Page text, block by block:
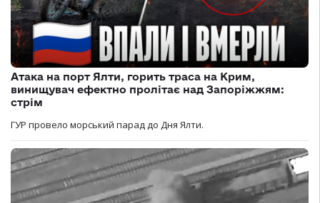
Атака на порт Ялти, горить траса на Крим,
винищувач ефектно пролітає над Запоріжжям:
стрім
ГУР провело морський парад до Дня Ялти.